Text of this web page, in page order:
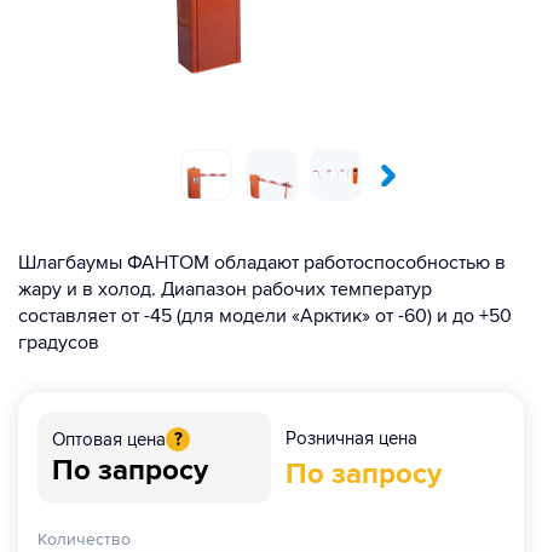
Шлагбаумы ФАНТОМ обладают работоспособностью в
жару и в холод. Диапазон рабочих температур
составляет от -45 (для модели «Арктик» от -60) и до +50
градусов
Оптовая цена ?
По запросу
Розничная цена
По запросу
Количество